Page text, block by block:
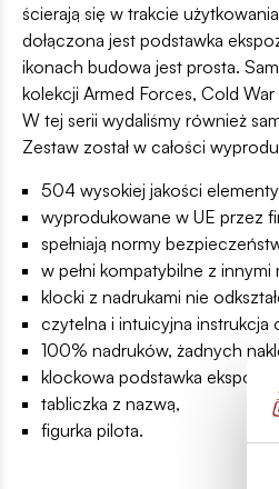
ścierają się w trakcie
dołączona jest podstawka
ikonach budowa jest prosta.
kolekcji Armed Forces, Cold War
W tej serii wydaliśmy również
Zestaw został w całości
504 wysokiej jakości
wyprodukowane w UE przez
spełniają normy
w pełni kompatybilne z
klocki z nadrukami nie
czytelna i intuicyjna instrukcja
100% nadruków, żadnych
klockowa podstawka
tabliczka z nazwą,
figurka pilota.